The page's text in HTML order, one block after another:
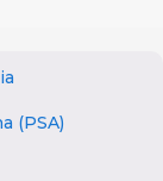
(PSA)